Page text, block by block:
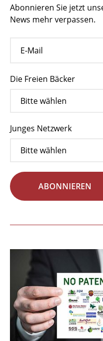
Abonnieren Sie jetzt
News mehr verpassen.
Die Freien Bäcker
Junges Netzwerk
ABONNIEREN